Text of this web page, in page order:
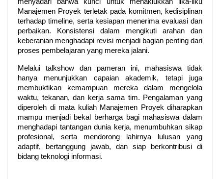
Manajemen Proyek terletak pada komitmen, kedisiplinan
terhadap timeline, serta kesiapan menerima evaluasi dan
perbaikan. Konsistensi dalam mengikuti arahan dan
keberanian menghadapi revisi menjadi bagian penting dari
proses pembelajaran yang mereka jalani.
Melalui talkshow dan pameran ini, mahasiswa tidak
hanya menunjukkan capaian akademik, tetapi juga
membuktikan kemampuan mereka dalam mengelola
waktu, tekanan, dan kerja sama tim. Pengalaman yang
diperoleh di mata kuliah Manajemen Proyek diharapkan
mampu menjadi bekal berharga bagi mahasiswa dalam
menghadapi tantangan dunia kerja, menumbuhkan sikap
profesional, serta mendorong lahirnya lulusan yang
adaptif, bertanggung jawab, dan siap berkontribusi di
bidang teknologi informasi.